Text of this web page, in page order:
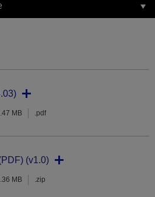
MB .pdf
(v1.0)
MB .zip